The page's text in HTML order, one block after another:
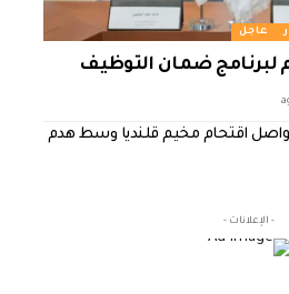
عاجل
لبرنامج ضمان التوظيف
يواصل اقتحام مخيم قلنديا وسط هدم
- الإعلانات -